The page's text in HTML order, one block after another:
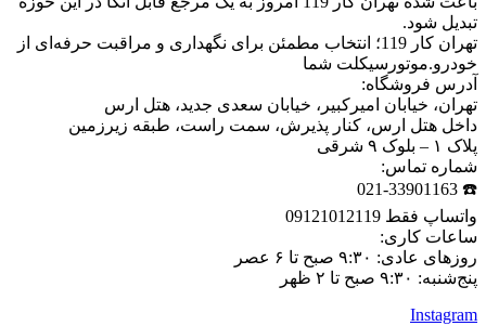
تبدیل شود.
تهران کار 119؛ انتخاب مطمئن برای نگهداری و مراقبت حرفه‌ای از
خودرو.موتورسیکلت شما
آدرس فروشگاه:
تهران، خیابان امیرکبیر، خیابان سعدی جدید، هتل ارس
داخل هتل ارس، کنار پذیرش، سمت راست، طبقه زیرزمین
پلاک ۱ – بلوک ۹ شرقی
شماره تماس:
☎️ 021-33901163
واتساپ فقط 09121012119
ساعات کاری:
روزهای عادی: ۹:۳۰ صبح تا ۶ عصر
پنج‌شنبه: ۹:۳۰ صبح تا ۲ ظهر
Instagram